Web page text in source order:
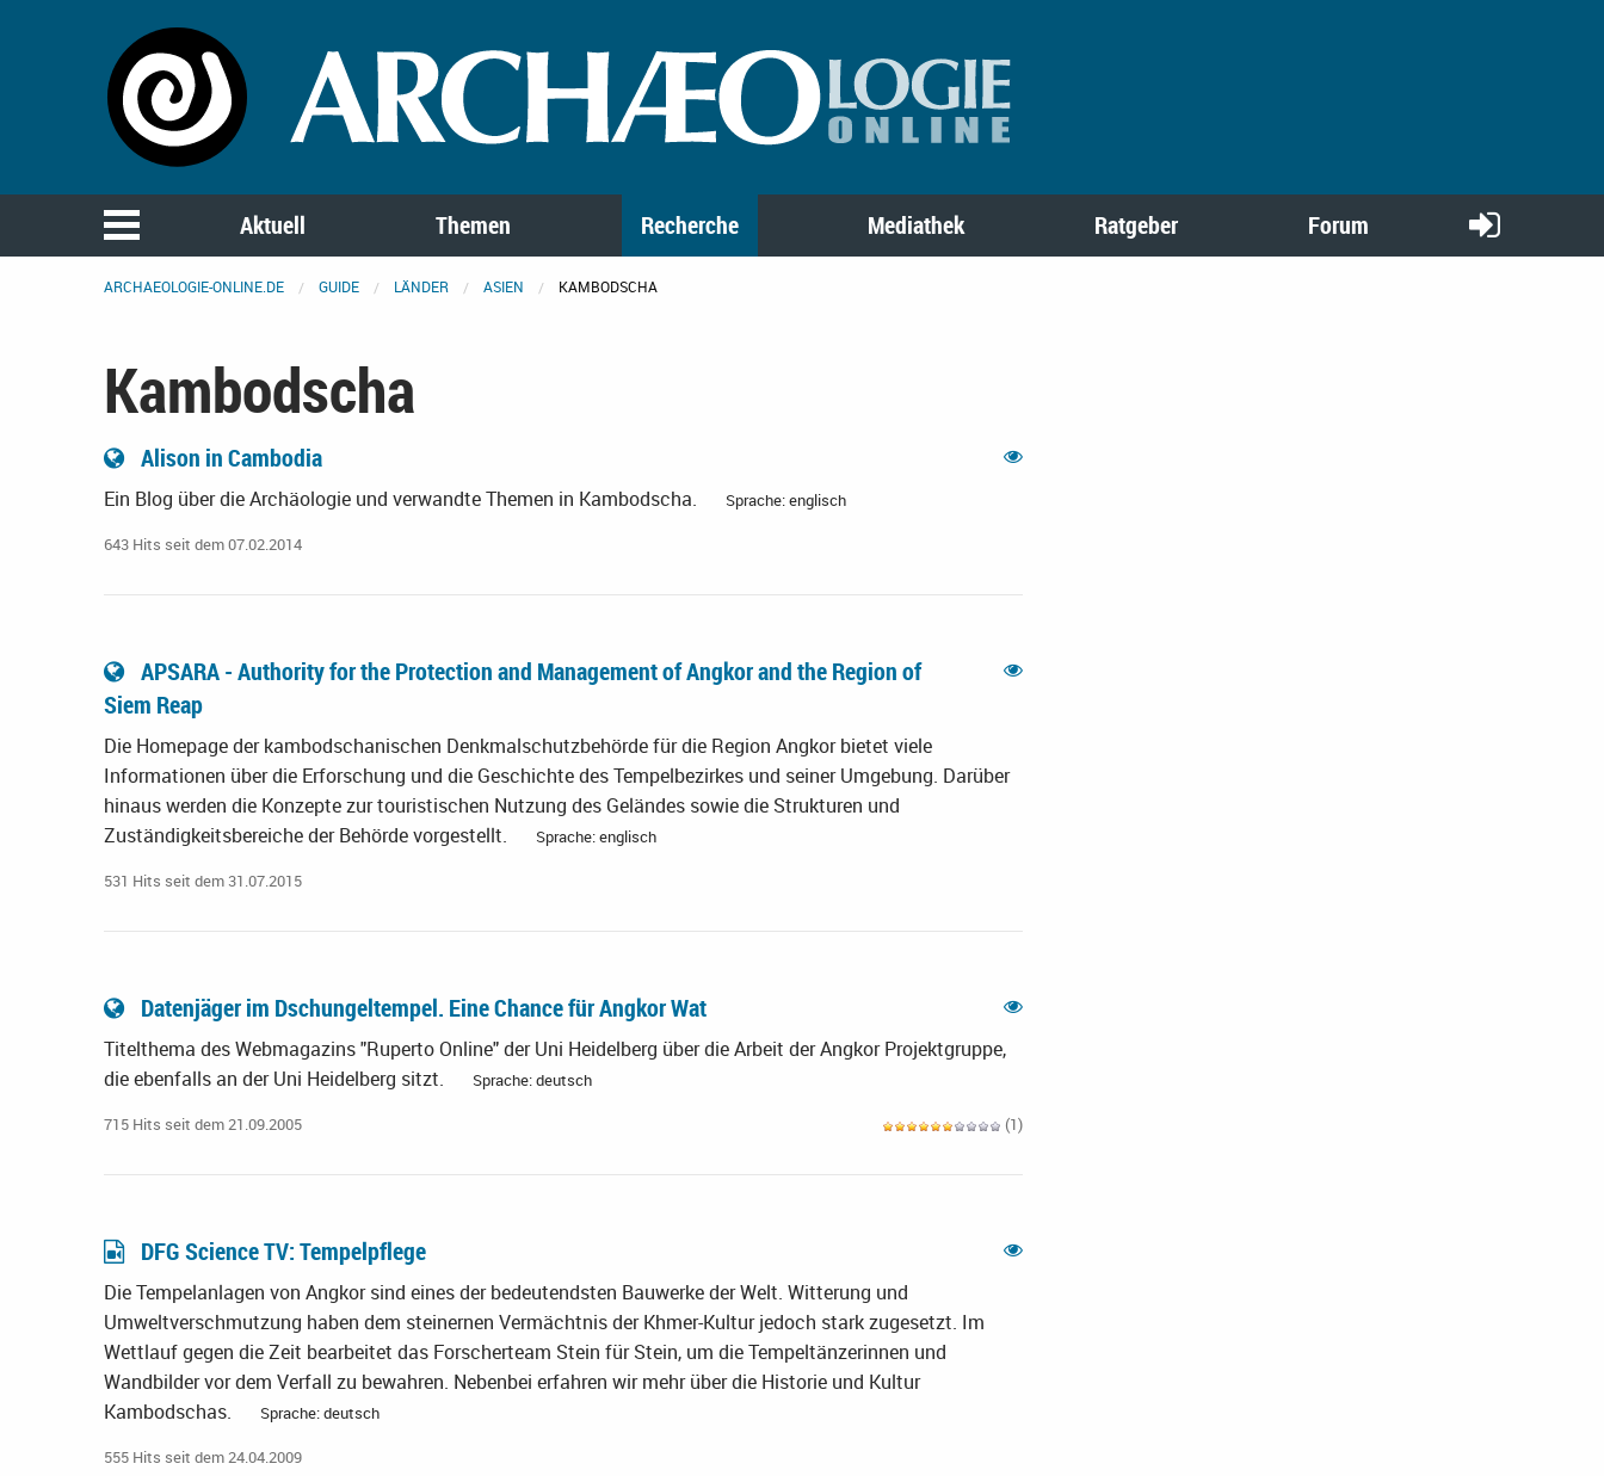
Aktuell Themen Recherche Mediathek Ratgeber Forum
ARCHAEOLOGIE-ONLINE.DE GUIDE LÄNDER ASIEN KAMBODSCHA
Kambodscha
Alison in Cambodia
Ein Blog über die Archäologie und verwandte Themen in Kambodscha. Sprache: englisch
643 Hits seit dem 07.02.2014
APSARA - Authority for the Protection and Management of Angkor and the Region of
Siem Reap
Die Homepage der kambodschanischen Denkmalschutzbehörde für die Region Angkor bietet viele
Informationen über die Erforschung und die Geschichte des Tempelbezirkes und seiner Umgebung. Darüber
hinaus werden die Konzepte zur touristischen Nutzung des Geländes sowie die Strukturen und
Zuständigkeitsbereiche der Behörde vorgestellt.
Sprache: englisch
531 Hits seit dem 31.07.2015
Datenjäger im Dschungeltempel. Eine Chance für Angkor Wat
Titelthema des Webmagazins "Ruperto Online" der Uni Heidelberg über die Arbeit der Angkor Projektgruppe,
die ebenfalls an der Uni Heidelberg sitzt.
Sprache: deutsch
715 Hits seit dem 21.09.2005 (1)
DFG Science TV: Tempelpflege
Die Tempelanlagen von Angkor sind eines der bedeutendsten Bauwerke der Welt. Witterung und
Umweltverschmutzung haben dem steinernen Vermächtnis der Khmer-Kultur jedoch stark zugesetzt. Im
Wettlauf gegen die Zeit bearbeitet das Forscherteam Stein für Stein, um die Tempeltänzerinnen und
Wandbilder vor dem Verfall zu bewahren. Nebenbei erfahren wir mehr über die Historie und Kultur
Kambodschas.
Sprache: deutsch
555 Hits seit dem 24.04.2009